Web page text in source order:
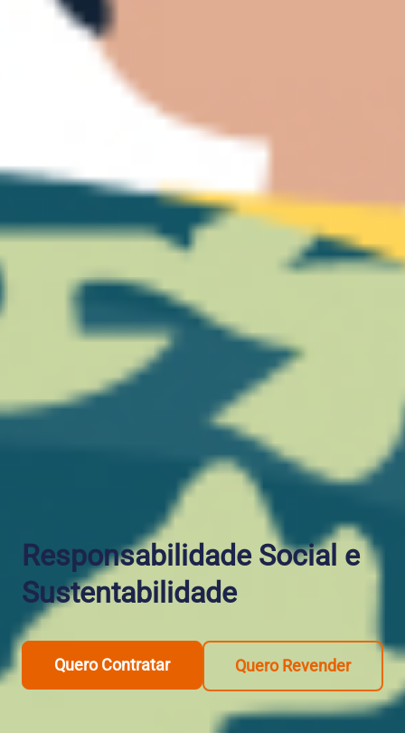
Responsabilidade Social e
Sustentabilidade
Quero Contratar Quero Revender